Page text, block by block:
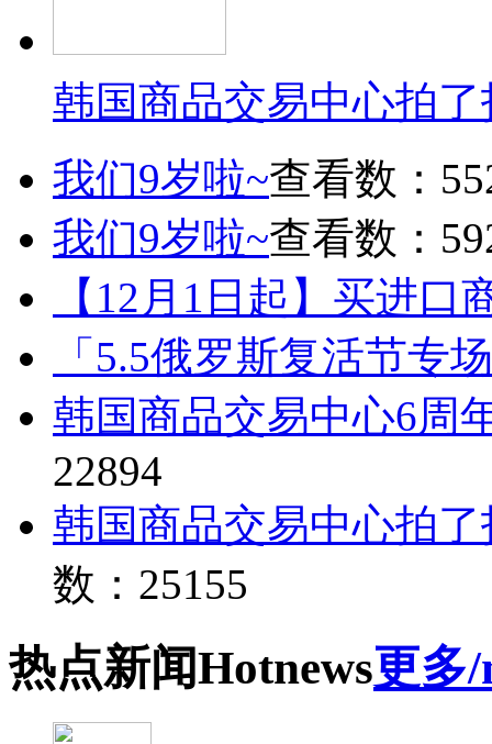
韩国商品交易中心拍
我们9岁啦~查看数：
我们9岁啦~查看数：
【12月1日起】买进口
「5.5俄罗斯复活节专
韩国商品交易中心6周
22894
韩国商品交易中心拍
数：25155
热点新闻Hotnews更多